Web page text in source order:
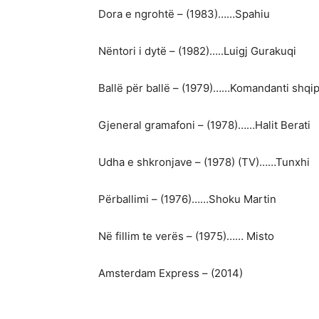
Dora e ngrohtë – (1983)……Spahiu
Nëntori i dytë – (1982)…..Luigj Gurakuqi
Ballë për ballë – (1979)……Komandanti
Gjeneral gramafoni – (1978)……Halit Berati
Udha e shkronjave – (1978) (TV)……Tunxhi
Përballimi – (1976)……Shoku Martin
Në fillim te verës – (1975)…… Misto
Amsterdam Express – (2014)